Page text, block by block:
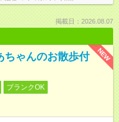
掲載日：2026.08.07
NEW
ちゃんのお散歩付
ブランクOK